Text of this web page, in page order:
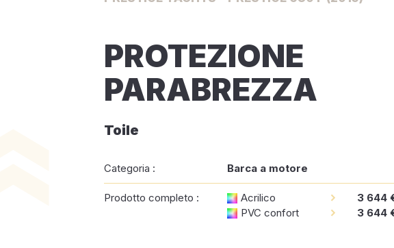
PROTEZIONE
PARABREZZA
Toile
Categoria : Barca a motore
Prodotto completo : Acrilico 3 644
PVC confort
3 644